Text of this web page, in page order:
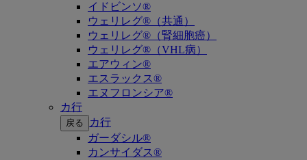
イドビンソ®
ウェリレグ®（共通）
ウェリレグ®（腎細胞癌）
ウェリレグ®（VHL病）
エアウィン®
エスラックス®
エヌフロンシア®
カ行
戻る
カ行
ガーダシル®
カンサイダス®